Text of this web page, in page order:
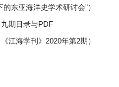
东亚海洋史学术研讨会”）
期目录与PDF
江海学刊》2020年第2期）